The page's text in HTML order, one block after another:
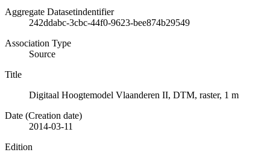
Aggregate Datasetindentifier
242ddabc-3cbc-44f0-9623-bee874b29549
Association Type
Source
Title
Digitaal Hoogtemodel Vlaanderen II, DTM, raster, 1 m
Date (Creation date)
2014-03-11
Edition